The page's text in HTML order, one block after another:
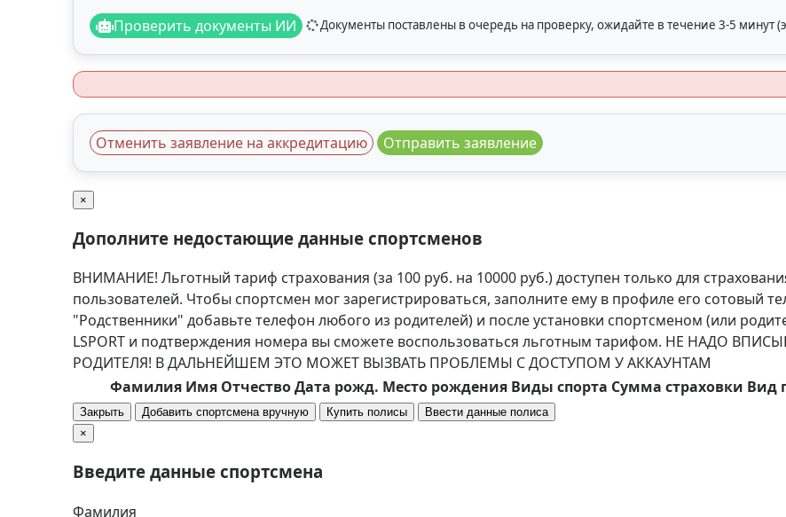
Проверить документы ИИ Документы поставлены в очередь на проверку, ожидайте в течение 3-5 минут
Отменить заявление на аккредитацию Отправить заявление
×
Дополните недостающие данные спортсменов
ВНИМАНИЕ! Льготный тариф страхования (за 100 руб. на 10000 руб.) доступен только для
пользователей. Чтобы спортсмен мог зарегистрироваться, заполните ему в профиле его сотовый
"Родственники" добавьте телефон любого из родителей) и после установки спортсменом (или
LSPORT и подтверждения номера вы сможете воспользоваться льготным тарифом. НЕ НАДО
РОДИТЕЛЯ! В ДАЛЬНЕЙШЕМ ЭТО МОЖЕТ ВЫЗВАТЬ ПРОБЛЕМЫ С ДОСТУПОМ У АККАУНТАМ
Фамилия Имя ОтчествоДата рожд. Место рождения Виды спорта Сумма страховки Вид
Закрыть Добавить спортсмена вручную Купить полисы
Ввести данные полиса
×
Введите данные спортсмена
Фамилия